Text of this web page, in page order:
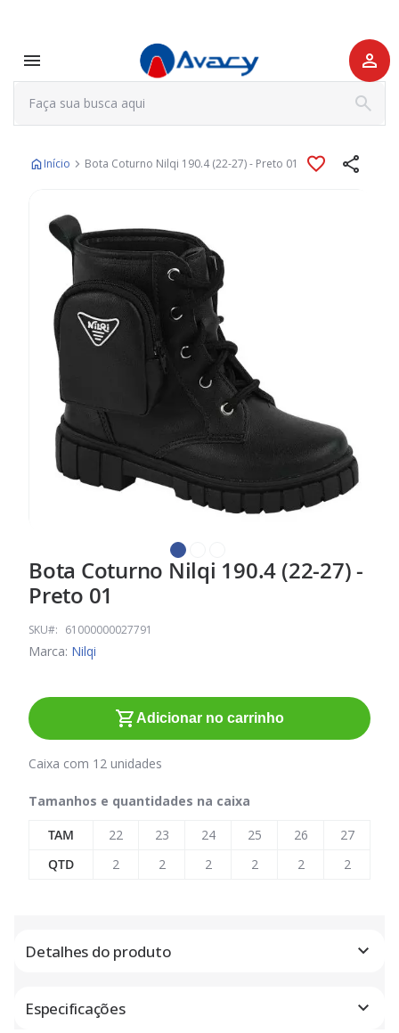
Início Bota Coturno Nilqi 190.4 (22-27) - Preto 01
para
Galeria
imagens
Saltar
para
o
início
da
imagens
Bota Coturno Nilqi 190.4 (22-27) -
Preto 01
SKU 61000000027791
Marca: Nilqi
Adicionar no carrinho
Caixa com 12 unidades
Tamanhos e quantidades na caixa
TAM
22 23 24 25 26
27
QTD
2 2 2 2 2 2
Detalhes do produto
Especificações